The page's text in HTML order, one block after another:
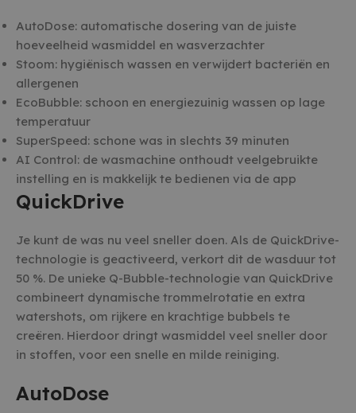
AutoDose: automatische dosering van de juiste
hoeveelheid wasmiddel en wasverzachter
Stoom: hygiënisch wassen en verwijdert bacteriën en
allergenen
EcoBubble: schoon en energiezuinig wassen op lage
temperatuur
SuperSpeed: schone was in slechts 39 minuten
AI Control: de wasmachine onthoudt veelgebruikte
instelling en is makkelijk te bedienen via de app
QuickDrive
Je kunt de was nu veel sneller doen. Als de QuickDrive-
technologie is geactiveerd, verkort dit de wasduur tot
50 %. De unieke Q-Bubble-technologie van QuickDrive
combineert dynamische trommelrotatie en extra
watershots, om rijkere en krachtige bubbels te
creëren. Hierdoor dringt wasmiddel veel sneller door
in stoffen, voor een snelle en milde reiniging.
AutoDose